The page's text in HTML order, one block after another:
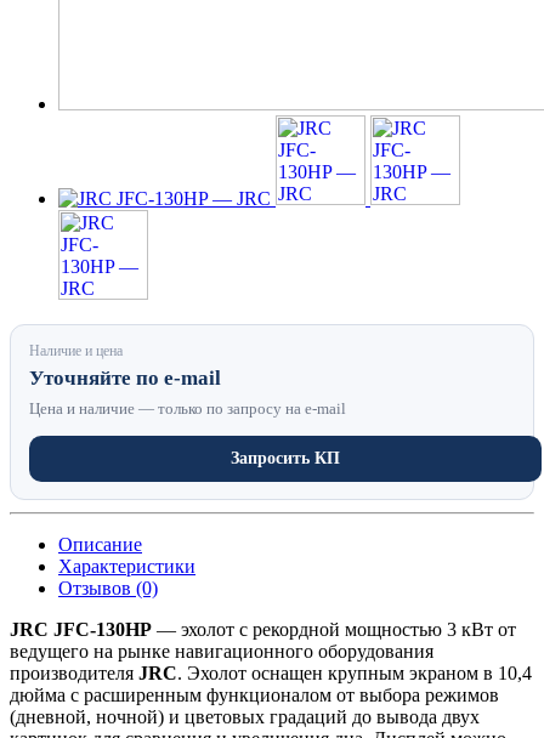
Наличие и цена
Уточняйте по e-mail
Цена и наличие — только по запросу на e-mail
Запросить КП
Описание
Характеристики
Отзывов (0)
JRC JFC-130HP — эхолот с рекордной мощностью 3 кВт от
ведущего на рынке навигационного оборудования
производителя JRC. Эхолот оснащен крупным экраном в 10,4
дюйма с расширенным функционалом от выбора режимов
(дневной, ночной) и цветовых градаций до вывода двух